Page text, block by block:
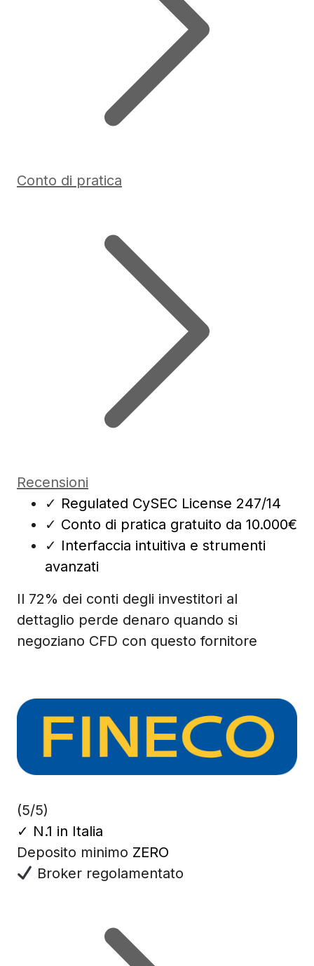
Conto di pratica
Recensioni
✓ Regulated CySEC License 247/14
✓ Conto di pratica gratuito da 10.000€
✓ Interfaccia intuitiva e strumenti
avanzati
Il 72% dei conti degli investitori al
dettaglio perde denaro quando si
negoziano CFD con questo fornitore
(5/5)
✓ N.1 in Italia
Deposito minimo ZERO
Broker regolamentato